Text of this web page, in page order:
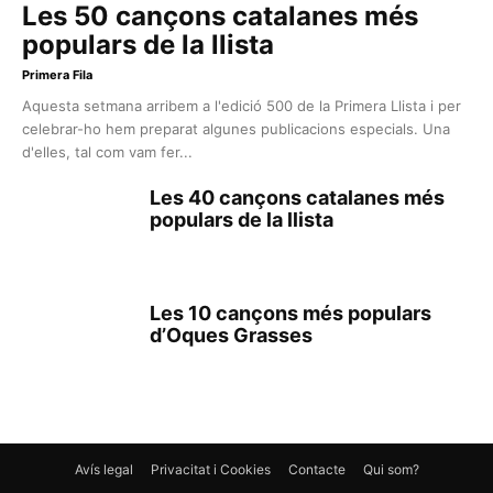
Les 50 cançons catalanes més
populars de la llista
Primera Fila
Aquesta setmana arribem a l'edició 500 de la Primera Llista i per
celebrar-ho hem preparat algunes publicacions especials. Una
d'elles, tal com vam fer...
Les 40 cançons catalanes més
populars de la llista
Les 10 cançons més populars
d’Oques Grasses
Avís legal Privacitat i Cookies Contacte Qui som?